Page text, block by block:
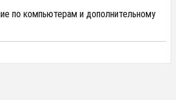
по компьютерам и дополнительному